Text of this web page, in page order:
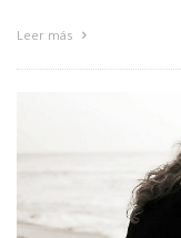
Leer más